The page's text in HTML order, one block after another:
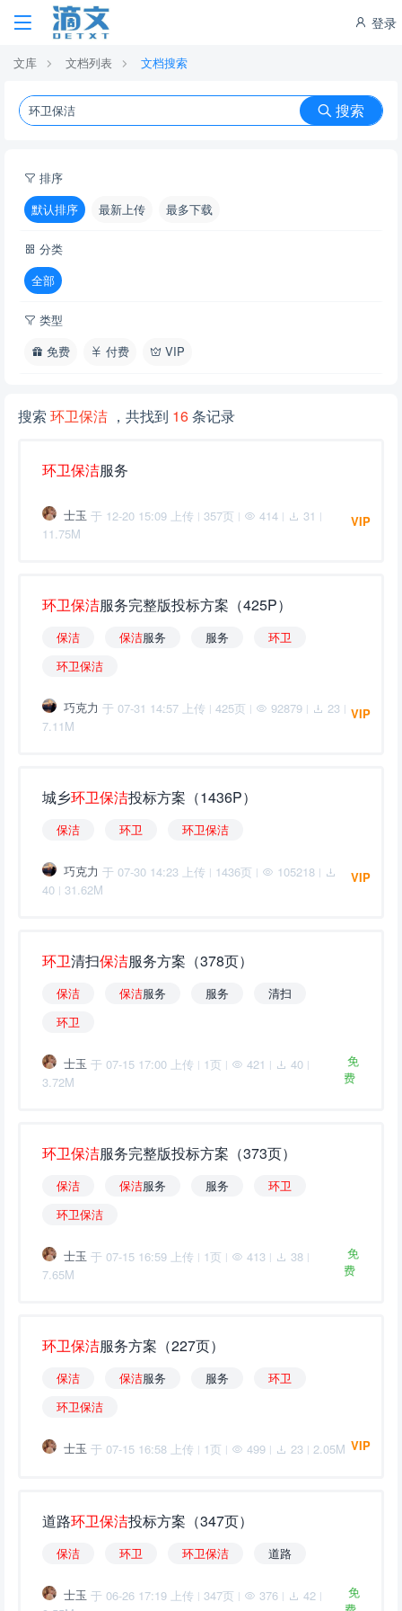
登录
文库 文档列表 文档搜索
搜索
排序
默认排序
最新上传 最多下载
分类
全部
类型
免费
付费 VIP
搜索 环卫保洁 ，共找到 16条记录
环卫保洁服务
士玉 于 12-20 15:09 上传 | 357页 | 414 | 31 |
11.75M
VIP
环卫保洁服务完整版投标方案（425P）
保洁 保洁服务 服务 环卫
环卫保洁
巧克力 于 07-31 14:57 上传 | 425页 | 92879 | 23 |
7.11M
VIP
城乡环卫保洁投标方案（1436P）
保洁 环卫 环卫保洁
巧克力 于 07-30 14:23 上传 | 1436页 | 105218 |
40 | 31.62M
VIP
环卫清扫保洁服务方案（378页）
保洁 保洁服务 服务
清扫
环卫
士玉 于 07-15 17:00 上传 | 1页 | 421 | 40 |
3.72M
免
费
环卫保洁服务完整版投标方案（373页）
保洁 保洁服务 服务 环卫
环卫保洁
士玉 于 07-15 16:59 上传 | 1页 | 413 | 38 |
7.65M
免
费
环卫保洁服务方案（227页）
保洁 保洁服务 服务 环卫
环卫保洁
士玉 于 07-15 16:58 上传 | 1页 | 499 | 23 | 2.05M VIP
道路环卫保洁投标方案（347页）
保洁 环卫 环卫保洁 道路
士玉 于 06-26 17:19 上传 | 347页 | 376 | 42 |
免